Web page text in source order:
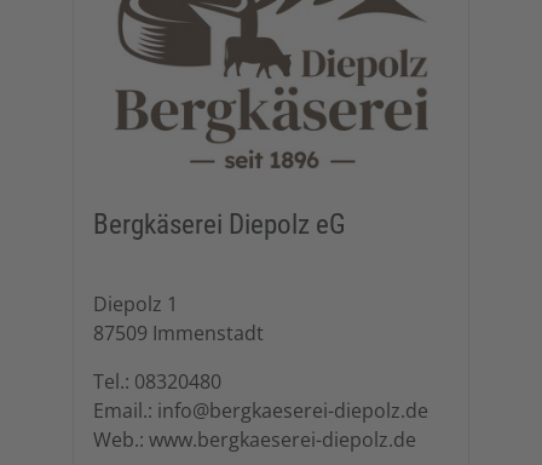
Bergkäserei Diepolz eG
Diepolz 1
87509 Immenstadt
Tel.: 08320480
Email.: info@bergkaeserei-diepolz.de
Web.: www.bergkaeserei-diepolz.de